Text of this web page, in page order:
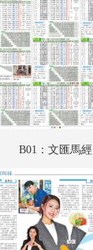
B01：文匯馬經